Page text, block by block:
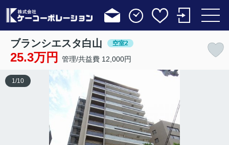
ブランシエスタ白山 空室2
25.3万円 管理/共益費 12,000円
1 /10